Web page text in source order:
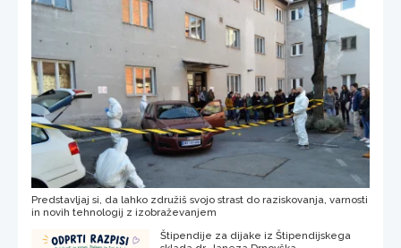
Predstavljaj si, da lahko združiš svojo strast do raziskovanja, varnosti
in novih tehnologij z izobraževanjem
Štipendije za dijake iz Štipendijskega